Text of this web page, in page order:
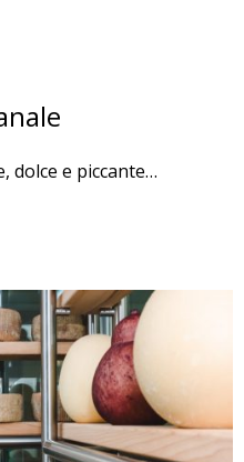
dolce e piccante…